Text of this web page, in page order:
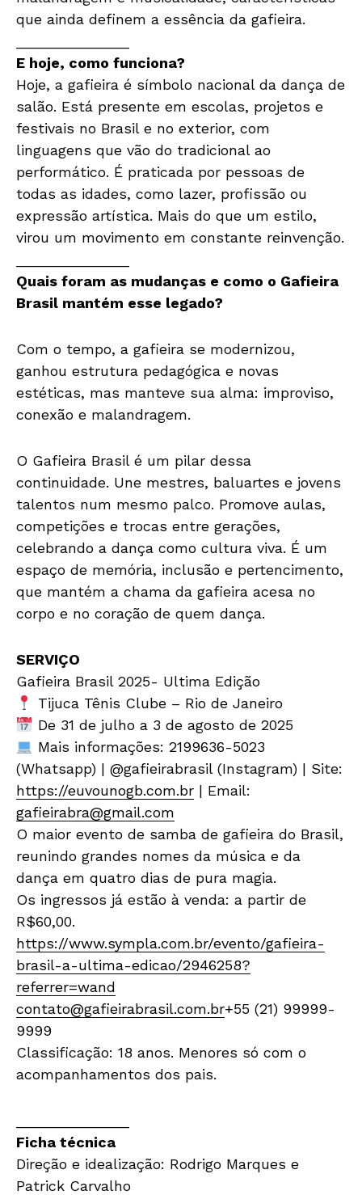
que ainda definem a essência da gafieira.
E hoje, como funciona?
Hoje, a gafieira é símbolo nacional da dança de
salão. Está presente em escolas, projetos e
festivais no Brasil e no exterior, com
linguagens que vão do tradicional ao
performático. É praticada por pessoas de
todas as idades, como lazer, profissão ou
expressão artística. Mais do que um estilo,
virou um movimento em constante reinvenção.
Quais foram as mudanças e como o Gafieira
Brasil mantém esse legado?
Com o tempo, a gafieira se modernizou,
ganhou estrutura pedagógica e novas
estéticas, mas manteve sua alma: improviso,
conexão e malandragem.
O Gafieira Brasil é um pilar dessa
continuidade. Une mestres, baluartes e jovens
talentos num mesmo palco. Promove aulas,
competições e trocas entre gerações,
celebrando a dança como cultura viva. É um
espaço de memória, inclusão e pertencimento,
que mantém a chama da gafieira acesa no
corpo e no coração de quem dança.
SERVIÇO
Gafieira Brasil 2025- Ultima Edição
Tijuca Tênis Clube – Rio de Janeiro
De 31 de julho a 3 de agosto de 2025
Mais informações: 2199636-5023
(Whatsapp) | @gafieirabrasil (Instagram) | Site:
https://euvounogb.com.br | Email:
gafieirabra@gmail.com
O maior evento de samba de gafieira do Brasil,
reunindo grandes nomes da música e da
dança em quatro dias de pura magia.
Os ingressos já estão à venda: a partir de
R$60,00.
https://www.sympla.com.br/evento/gafieira-
brasil-a-ultima-edicao/2946258?
referrer=wand
contato@gafieirabrasil.com.br+55 (21) 99999-
9999
Classificação: 18 anos. Menores só com o
acompanhamentos dos pais.
Ficha técnica
Direção e idealização: Rodrigo Marques e
Patrick Carvalho